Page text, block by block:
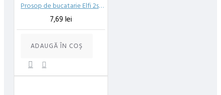
Prosop de bucatarie Elfi 2str. 2role 50foi
7,69 lei
ADAUGĂ ÎN COŞ